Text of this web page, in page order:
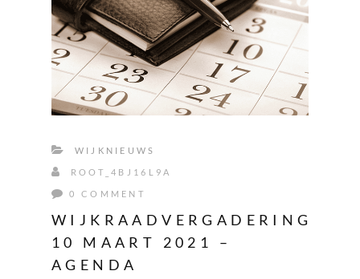
WIJKNIEUWS
ROOT_4BJ16L9A
0 COMMENT
WIJKRAADVERGADERING
10 MAART 2021 –
AGENDA